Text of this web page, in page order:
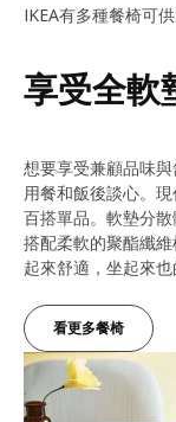
IKEA有多種餐椅可
享受全軟
想要享受兼顧品味
用餐和飯後談心。
百搭單品。軟墊分
搭配柔軟的聚酯纖
起來舒適，坐起來也
看更多餐椅